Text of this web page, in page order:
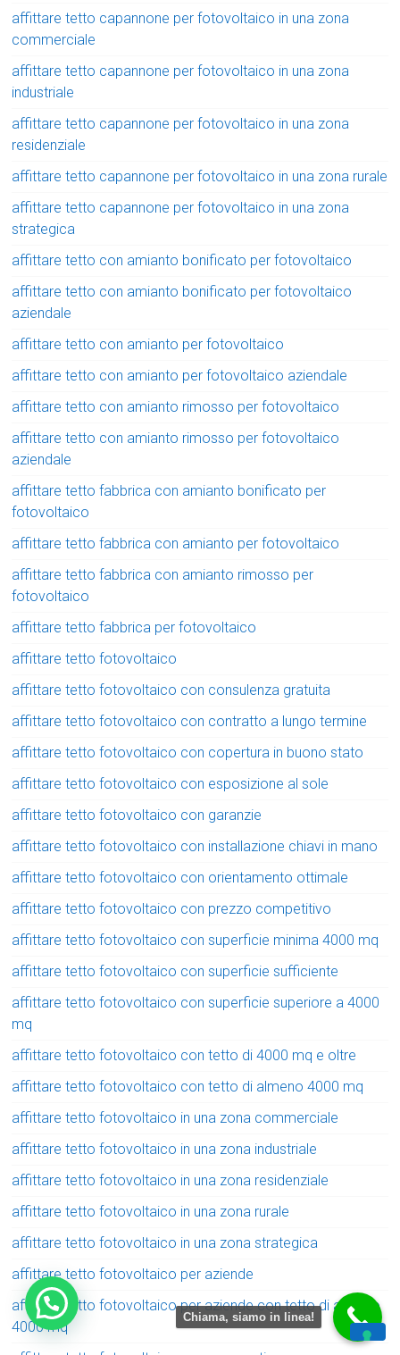
affittare tetto capannone per fotovoltaico in una zona
commerciale
affittare tetto capannone per fotovoltaico in una zona
industriale
affittare tetto capannone per fotovoltaico in una zona
residenziale
affittare tetto capannone per fotovoltaico in una zona rurale
affittare tetto capannone per fotovoltaico in una zona
strategica
affittare tetto con amianto bonificato per fotovoltaico
affittare tetto con amianto bonificato per fotovoltaico
aziendale
affittare tetto con amianto per fotovoltaico
affittare tetto con amianto per fotovoltaico aziendale
affittare tetto con amianto rimosso per fotovoltaico
affittare tetto con amianto rimosso per fotovoltaico
aziendale
affittare tetto fabbrica con amianto bonificato per
fotovoltaico
affittare tetto fabbrica con amianto per fotovoltaico
affittare tetto fabbrica con amianto rimosso per
fotovoltaico
affittare tetto fabbrica per fotovoltaico
affittare tetto fotovoltaico
affittare tetto fotovoltaico con consulenza gratuita
affittare tetto fotovoltaico con contratto a lungo termine
affittare tetto fotovoltaico con copertura in buono stato
affittare tetto fotovoltaico con esposizione al sole
affittare tetto fotovoltaico con garanzie
affittare tetto fotovoltaico con installazione chiavi in mano
affittare tetto fotovoltaico con orientamento ottimale
affittare tetto fotovoltaico con prezzo competitivo
affittare tetto fotovoltaico con superficie minima 4000 mq
affittare tetto fotovoltaico con superficie sufficiente
affittare tetto fotovoltaico con superficie superiore a 4000
mq
affittare tetto fotovoltaico con tetto di 4000 mq e oltre
affittare tetto fotovoltaico con tetto di almeno 4000 mq
affittare tetto fotovoltaico in una zona commerciale
affittare tetto fotovoltaico in una zona industriale
affittare tetto fotovoltaico in una zona residenziale
affittare tetto fotovoltaico in una zona rurale
affittare tetto fotovoltaico in una zona strategica
affittare tetto fotovoltaico per aziende
affittare tetto fotovoltaico per aziende con tetto di almeno
4000 mq
Chiama, siamo in linea!